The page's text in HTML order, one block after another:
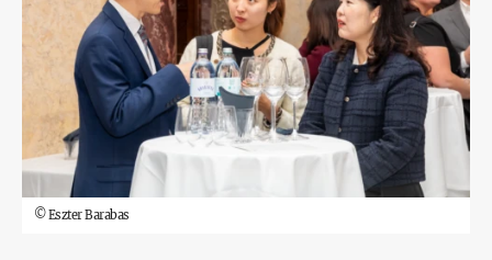
©Eszter Barabas